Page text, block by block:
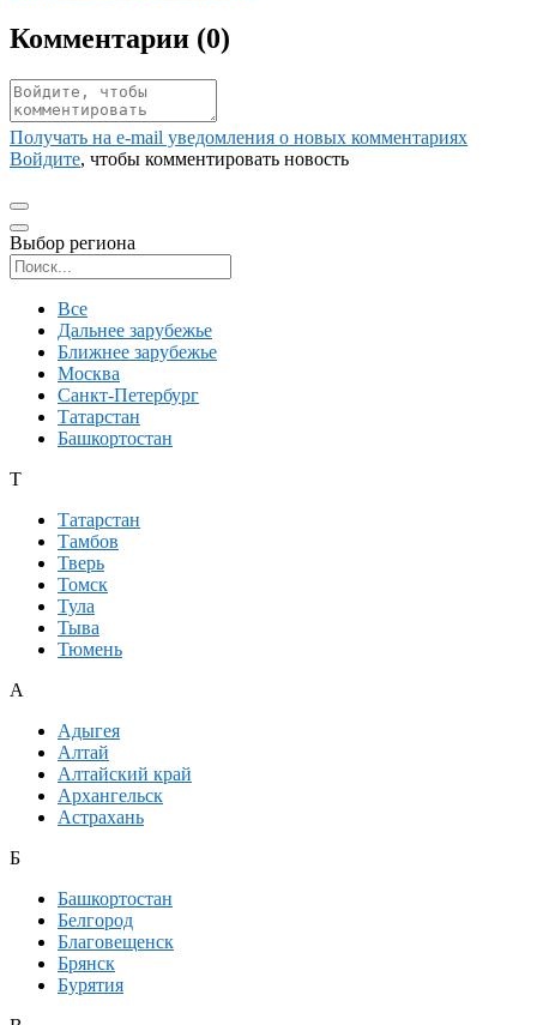
Комментарии (0)
Получать на e‑mail уведомления о новых комментариях
Войдите, чтобы комментировать новость
Выбор региона
Все
Дальнее зарубежье
Ближнее зарубежье
Москва
Санкт-Петербург
Татарстан
Башкортостан
Т
Татарстан
Тамбов
Тверь
Томск
Тула
Тыва
Тюмень
А
Адыгея
Алтай
Алтайский край
Архангельск
Астрахань
Б
Башкортостан
Белгород
Благовещенск
Брянск
Бурятия